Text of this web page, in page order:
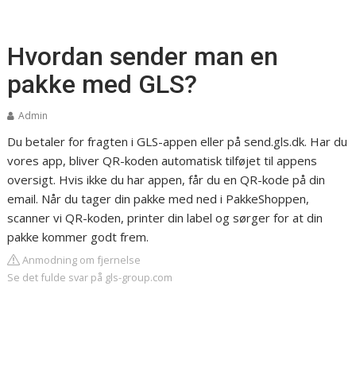
Hvordan sender man en
pakke med GLS?
Admin
Du betaler for fragten i GLS-appen eller på send.gls.dk. Har du
vores app, bliver QR-koden automatisk tilføjet til appens
oversigt. Hvis ikke du har appen, får du en QR-kode på din
email. Når du tager din pakke med ned i PakkeShoppen,
scanner vi QR-koden, printer din label og sørger for at din
pakke kommer godt frem.
Anmodning om fjernelse
Se det fulde svar på gls-group.com